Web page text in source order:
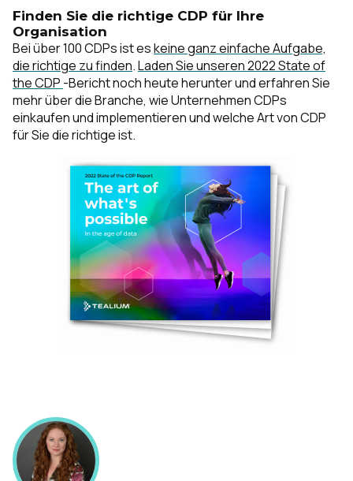
Finden Sie die richtige CDP für Ihre
Organisation
Bei über 100 CDPs ist eskeine ganz einfache Aufgabe,
die richtige zu finden.Laden Sie unseren 2022 State of
the CDP -Bericht noch heute herunter und erfahren Sie
mehr über die Branche, wie Unternehmen CDPs
einkaufen und implementieren und welche Art von CDP
für Sie die richtige ist.